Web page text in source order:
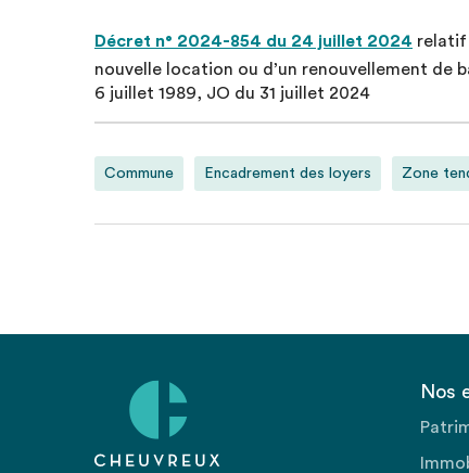
Décret n° 2024-854 du 24 juillet 2024 relatif
nouvelle location ou d’un renouvellement de
6 juillet 1989, JO du 31 juillet 2024
Commune Encadrement des loyers Zone
Nos